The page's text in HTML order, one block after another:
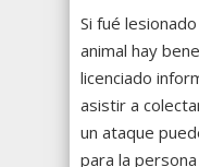
Si fué
animal hay
licenciado
asistir a
un ataque
para la